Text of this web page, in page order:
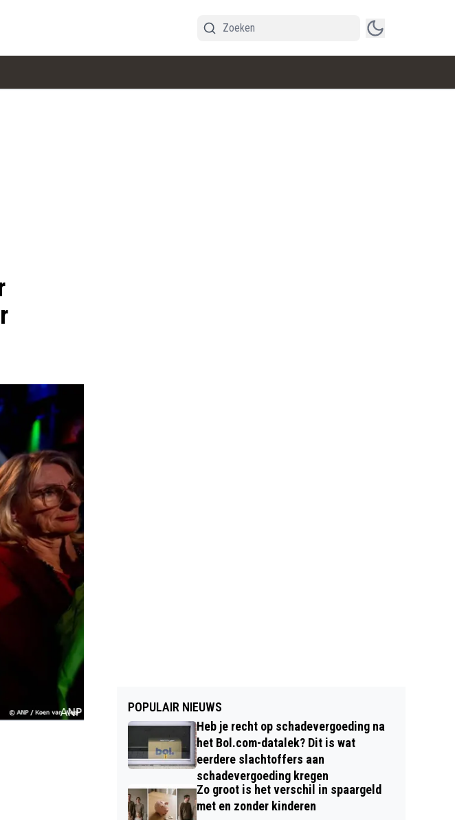
POPULAIR NIEUWS
Heb je recht op schadevergoeding na
het Bol.com-datalek? Dit is wat
eerdere slachtoffers aan
schadevergoeding kregen
Zo groot is het verschil in spaargeld
met en zonder kinderen